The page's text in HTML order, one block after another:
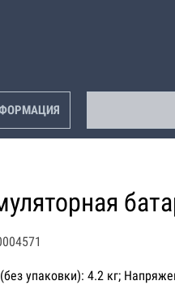
упаковки): 4.2 кг;